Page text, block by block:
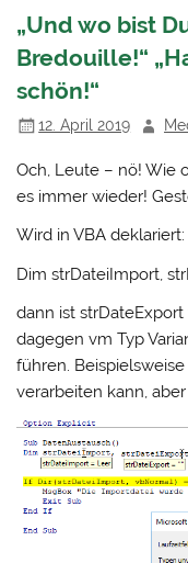
„Und wo bist
Bredouille!“
schön!“
12. April 2019
Och, Leute – nö! Wie
es immer wieder!
Wird in VBA deklariert:
Dim strDateiImport,
dann ist
dagegen vm Typ
führen. Beispielsweise
verarbeiten kann,